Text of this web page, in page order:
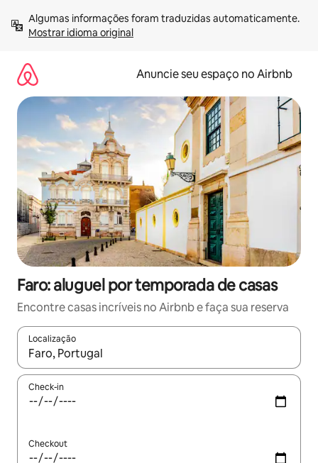
para
Mostrar idioma original
Anuncie seu espaço no Airbnb
Faro: aluguel por temporada de casas
Encontre casas incríveis no Airbnb e faça sua reserva
Localização
Quando os resultados estiverem disponíveis, explore-os
Check-in
Checkout